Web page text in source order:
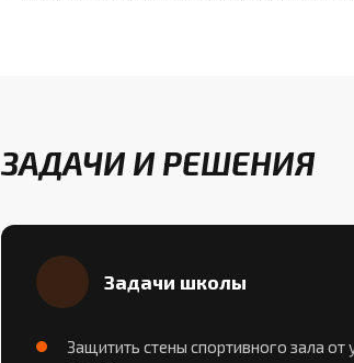
ЗАДАЧИ И РЕШЕНИЯ
Задачи школы
Защитить стены спортивного зала от